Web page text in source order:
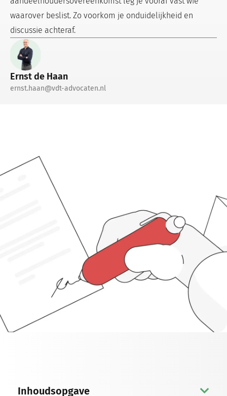
waarover beslist. Zo voorkom je onduidelijkheid en
discussie achteraf.
Ernst de Haan
ernst.haan@vdt-advocaten.nl
Inhoudsopgave